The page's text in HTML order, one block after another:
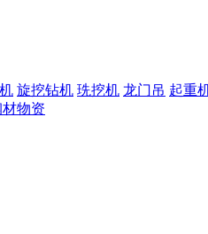
旋挖钻机 珗挖机 龙门吊 起重
物资